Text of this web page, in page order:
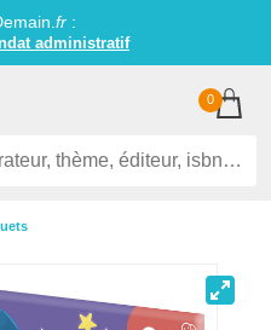
fr:
administratif
0